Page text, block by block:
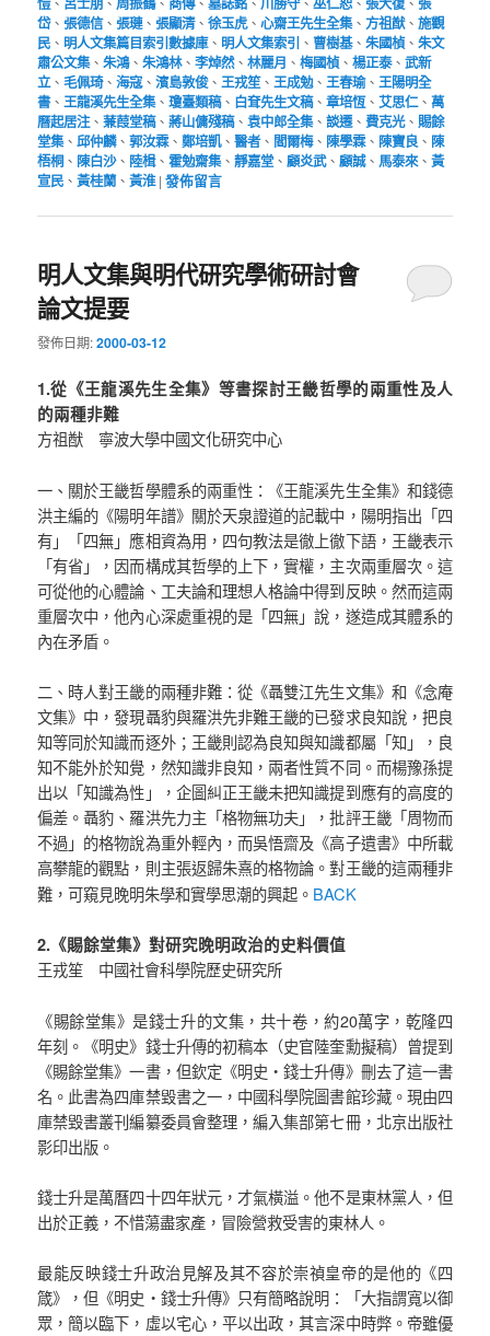
岱、張德信、張璉、張顯清、徐玉虎、心齋王先生全集、方祖猷、施觀
民 、 明人文集篇目索引數據庫、 明人文集索引 、曹樹基、朱國楨、朱文
肅公文集、朱鴻、朱鴻林、李焯然、林麗月 、梅國楨、楊正泰、武新
立、毛佩琦、海寇、濱島敦俊、王戎笙、王成勉、王春瑜、王陽明全
書、王龍溪先生全集、瓊臺類稿、 白耷先生文稿、章培恆、艾思仁、萬
曆起居注、蒹葭堂稿、蔣山傭殘稿、袁中郎全集、談遷、費克光、賜餘
堂集、邱仲麟、郭汝霖、鄭培凱、醫者、 閻爾梅、 陳學霖、 陳寶良、 陳
梧桐 、 陳白沙、 陸楫、霍勉齋集、靜嘉堂 、顧炎武、顧誠、馬泰來、黃
宣民 、黃桂蘭、黃淮 |發佈留言
明人文集與明代研究學術研討會
論文提要
發佈日期:2000-03-12
1.從《王龍溪先生全集》等書探討王畿哲學的兩重性及人
的兩種非難
方祖猷 寧波大學中國文化研究中心
一、關於王畿哲學體系的兩重性：《王龍溪先生全集》和錢德
洪主編的《陽明年譜》關於天泉證道的記載中，陽明指出「四
有」「四無」應相資為用，四句教法是徹上徹下語，王畿表示
「有省」，因而構成其哲學的上下，實權，主次兩重層次。這
可從他的心體論、工夫論和理想人格論中得到反映。然而這兩
重層次中，他內心深處重視的是「四無」說，遂造成其體系的
內在矛盾。
二、時人對王畿的兩種非難：從《聶雙江先生文集》和《念庵
文集》中，發現聶豹與羅洪先非難王畿的已發求良知說，把良
知等同於知識而逐外；王畿則認為良知與知識都屬「知」，良
知不能外於知覺，然知識非良知，兩者性質不同。而楊豫孫提
出以「知識為性」，企圖糾正王畿未把知識提到應有的高度的
偏差。聶豹、羅洪先力主「格物無功夫」，批評王畿「周物而
不過」的格物說為重外輕內，而吳悟齋及《高子遺書》中所載
高攀龍的觀點，則主張返歸朱熹的格物論。對王畿的這兩種非
難，可窺見晚明朱學和實學思潮的興起。 BACK
2.《賜餘堂集》對研究晚明政治的史料價值
王戎笙 中國社會科學院歷史研究所
《賜餘堂集》是錢士升的文集，共十卷，約20萬字，乾隆四
年刻。《明史》錢士升傳的初稿本（史官陸奎勳擬稿）曾提到
《賜餘堂集》一書，但欽定《明史‧錢士升傳》刪去了這一書
名。此書為四庫禁毀書之一，中國科學院圖書館珍藏。現由四
庫禁毀書叢刊編纂委員會整理，編入集部第七冊，北京出版社
影印出版。
錢士升是萬曆四十四年狀元，才氣橫溢。他不是東林黨人，但
出於正義，不惜蕩盡家產，冒險營救受害的東林人。
最能反映錢士升政治見解及其不容於崇禎皇帝的是他的《四
箴》，但《明史‧錢士升傳》只有簡略說明：「大指謂寬以御
眾，簡以臨下，虛以宅心，平以出政，其言深中時弊。帝雖優